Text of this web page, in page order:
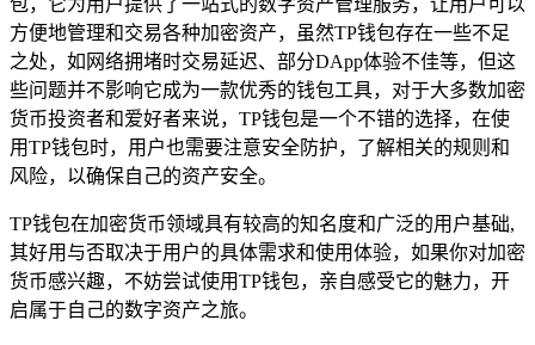
方便地管理和交易各种加密资产，虽然TP钱包存在一些不足
之处，如网络拥堵时交易延迟、部分DApp体验不佳等，但这
些问题并不影响它成为一款优秀的钱包工具，对于大多数加密
货币投资者和爱好者来说，TP钱包是一个不错的选择，在使
用TP钱包时，用户也需要注意安全防护，了解相关的规则和
风险，以确保自己的资产安全。
TP钱包在加密货币领域具有较高的知名度和广泛的用户基础,
其好用与否取决于用户的具体需求和使用体验，如果你对加密
货币感兴趣，不妨尝试使用TP钱包，亲自感受它的魅力，开
启属于自己的数字资产之旅。